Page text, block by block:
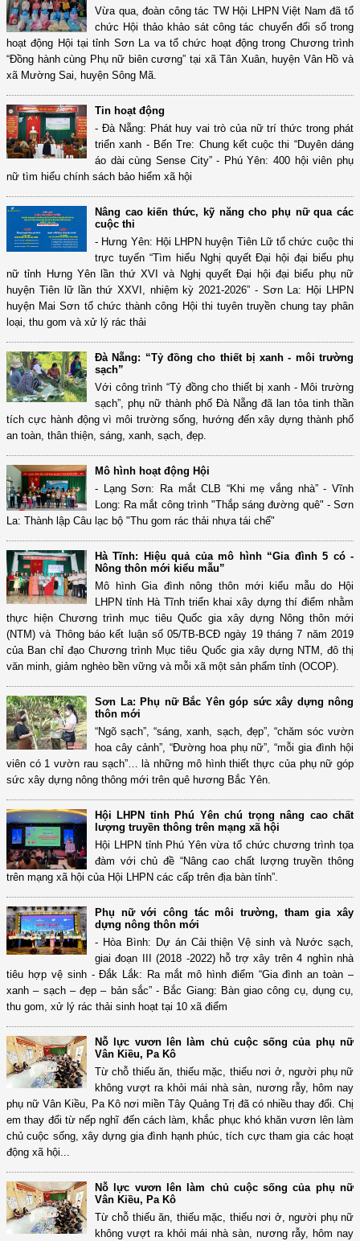
Vừa qua, đoàn công tác TW Hội LHPN Việt Nam đã tổ
chức Hội thảo khảo sát công tác chuyển đổi số trong
hoạt động Hội tại tỉnh Sơn La va tổ chức hoạt động trong Chương trình
“Đồng hành cùng Phụ nữ biên cương” tại xã Tân Xuân, huyện Vân Hồ và
xã Mường Sai, huyện Sông Mã.
Tin hoạt động
- Đà Nẵng: Phát huy vai trò của nữ trí thức trong phát
triển xanh - Bến Tre: Chung kết cuộc thi “Duyên dáng
áo dài cùng Sense City” - Phú Yên: 400 hội viên phụ
nữ tìm hiểu chính sách bảo hiểm xã hội
Nâng cao kiến thức, kỹ năng cho phụ nữ qua các
cuộc thi
- Hưng Yên: Hội LHPN huyện Tiên Lữ tổ chức cuộc thi
trực tuyến “Tìm hiểu Nghị quyết Đại hội đại biểu phụ
nữ tỉnh Hưng Yên lần thứ XVI và Nghị quyết Đại hội đại biểu phụ nữ
huyện Tiên lữ lần thứ XXVI, nhiệm kỳ 2021-2026” - Sơn La: Hội LHPN
huyện Mai Sơn tổ chức thành công Hội thi tuyên truyền chung tay phân
loại, thu gom và xử lý rác thải
Đà Nẵng: “Tỷ đồng cho thiết bị xanh - môi trường
sạch”
Với công trình “Tỷ đồng cho thiết bị xanh - Môi trường
sạch”, phụ nữ thành phố Đà Nẵng đã lan tỏa tinh thần
tích cực hành động vì môi trường sống, hướng đến xây dựng thành phố
an toàn, thân thiện, sáng, xanh, sạch, đẹp.
Mô hình hoạt động Hội
- Lạng Sơn: Ra mắt CLB “Khi mẹ vắng nhà” - Vĩnh
Long: Ra mắt công trình "Thắp sáng đường quê" - Sơn
La: Thành lập Câu lạc bộ "Thu gom rác thải nhựa tái chế"
Hà Tĩnh: Hiệu quả của mô hình “Gia đình 5 có -
Nông thôn mới kiểu mẫu”
Mô hình Gia đình nông thôn mới kiểu mẫu do Hội
LHPN tỉnh Hà Tĩnh triển khai xây dựng thí điểm nhằm
thực hiện Chương trình mục tiêu Quốc gia xây dựng Nông thôn mới
(NTM) và Thông báo kết luận số 05/TB-BCĐ ngày 19 tháng 7 năm 2019
của Ban chỉ đạo Chương trình Mục tiêu Quốc gia xây dựng NTM, đô thị
văn minh, giảm nghèo bền vững và mỗi xã một sản phẩm tỉnh (OCOP).
Sơn La: Phụ nữ Bắc Yên góp sức xây dựng nông
thôn mới
“Ngõ sạch”, “sáng, xanh, sạch, đẹp”, “chăm sóc vườn
hoa cây cảnh”, “Đường hoa phụ nữ”, “mỗi gia đình hội
viên có 1 vườn rau sạch”… là những mô hình thiết thực của phụ nữ góp
sức xây dựng nông thông mới trên quê hương Bắc Yên.
Hội LHPN tỉnh Phú Yên chú trọng nâng cao chất
lượng truyền thông trên mạng xã hội
Hội LHPN tỉnh Phú Yên vừa tổ chức chương trình tọa
đàm với chủ đề “Nâng cao chất lượng truyền thông
trên mạng xã hội của Hội LHPN các cấp trên địa bàn tỉnh”.
Phụ nữ với công tác môi trường, tham gia xây
dựng nông thôn mới
- Hòa Bình: Dự án Cải thiện Vệ sinh và Nước sạch,
giai đoạn III (2018 -2022) hỗ trợ xây trên 4 nghìn nhà
tiêu hợp vệ sinh - Đắk Lắk: Ra mắt mô hình điểm “Gia đình an toàn –
xanh – sạch – đẹp – bản sắc” - Bắc Giang: Bàn giao công cụ, dụng cụ,
thu gom, xử lý rác thải sinh hoạt tại 10 xã điểm
Nỗ lực vươn lên làm chủ cuộc sống của phụ nữ
Vân Kiều, Pa Kô
Từ chỗ thiếu ăn, thiếu mặc, thiếu nơi ở, người phụ nữ
không vượt ra khỏi mái nhà sàn, nương rẫy, hôm nay
phụ nữ Vân Kiều, Pa Kô nơi miền Tây Quảng Trị đã có nhiều thay đổi. Chị
em thay đổi từ nếp nghĩ đến cách làm, khắc phục khó khăn vươn lên làm
chủ cuộc sống, xây dựng gia đình hạnh phúc, tích cực tham gia các hoạt
động xã hội...
Nỗ lực vươn lên làm chủ cuộc sống của phụ nữ
Vân Kiều, Pa Kô
Từ chỗ thiếu ăn, thiếu mặc, thiếu nơi ở, người phụ nữ
không vượt ra khỏi mái nhà sàn, nương rẫy, hôm nay